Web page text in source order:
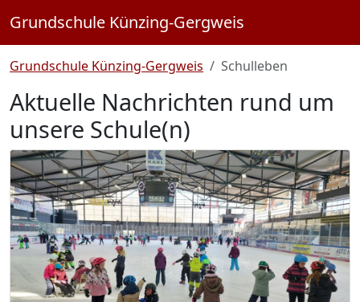
Grundschule Künzing-Gergweis
Grundschule Künzing-Gergweis Schulleben
Aktuelle Nachrichten rund um
unsere Schule(n)